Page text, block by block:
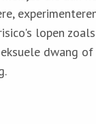
lopen
dwang of